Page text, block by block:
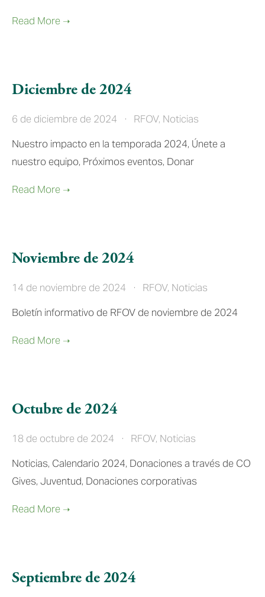
Diciembre de 2024
6 de diciembre de 2024 RFOV, Noticias
Nuestro impacto en la temporada 2024, Únete a
nuestro equipo, Próximos eventos, Donar
Noviembre de 2024
14 de noviembre de 2024 RFOV, Noticias
Boletín informativo de RFOV de noviembre de 2024
Octubre de 2024
18 de octubre de 2024 RFOV, Noticias
Noticias, Calendario 2024, Donaciones a través de CO
Gives, Juventud, Donaciones corporativas
Septiembre de 2024